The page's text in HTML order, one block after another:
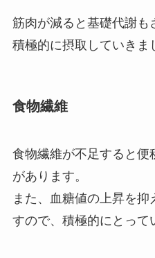
筋肉が減ると基礎代謝も
積極的に摂取していきま
食物繊維
食物繊維が不足すると便
があります。
また、血糖値の上昇を抑
すので、積極的にとって